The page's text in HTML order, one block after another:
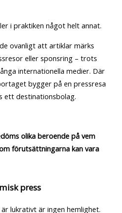
i praktiken något helt annat.
ovanligt att artiklar märks
eller sponsring – trots
internationella medier. Där
bygger på en pressresa
ett destinationsbolag.
olika beroende på vem
förutsättningarna kan vara
press
lukrativt är ingen hemlighet.